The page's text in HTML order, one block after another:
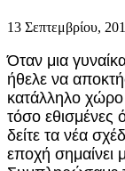
13 Σεπτεμβρίου,
Όταν μια
ήθελε να
κατάλληλο χώρο
τόσο
δείτε τα νέα
εποχή σημαίνει